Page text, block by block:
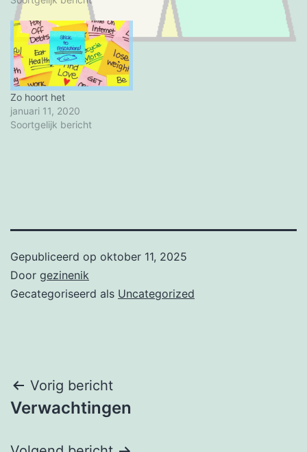
Zo hoort het
januari 11, 2020
Soortgelijk bericht
Gepubliceerd op oktober 11, 2025
Door gezinenik
Gecategoriseerd als Uncategorized
Bericht
navigatie
Vorig bericht
Verwachtingen